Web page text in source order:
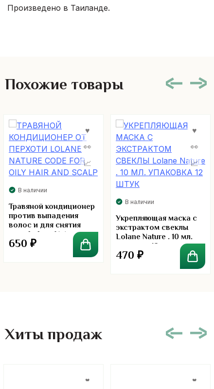
Произведено в Таиланде.
Похожие товары
В наличии
Травяной кондиционер
против выпадения
волос и для снятия
зуда Lolane Nature
Code Anti-dandruff &
650 ₽
В наличии
Укрепляющая маска с
экстрактом свеклы
Lolane Nature . 10 мл.
упаковка 12 штук
470 ₽
Хиты продаж